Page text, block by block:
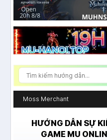
Moss Merchant
HƯỚNG DẪN SỰ
GAME MU